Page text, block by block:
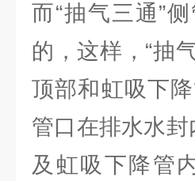
而“抽气三通”
的，这样，“抽
顶部和虹吸下
管口在排水水
及虹吸下降管